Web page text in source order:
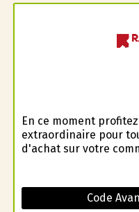
En ce moment
extraordinaire pour
d'achat sur votre
Code